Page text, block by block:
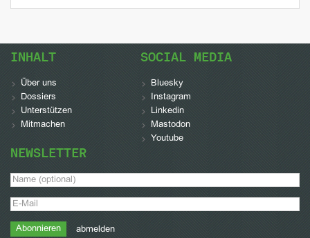
INHALT
Über uns
Dossiers
Unterstützen
Mitmachen
SOCIAL MEDIA
Bluesky
Instagram
Linkedin
Mastodon
Youtube
NEWSLETTER
abmelden